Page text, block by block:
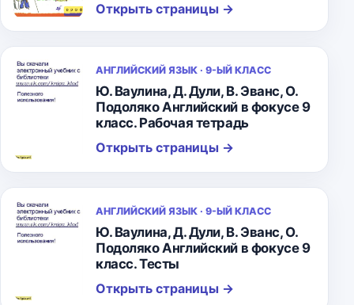
Открыть страницы →
АНГЛИЙСКИЙ ЯЗЫК · 9-ЫЙ КЛАСС
Ю. Ваулина, Д. Дули, В. Эванс, О.
Подоляко Английский в фокусе 9
класс. Рабочая тетрадь
Открыть страницы →
АНГЛИЙСКИЙ ЯЗЫК · 9-ЫЙ КЛАСС
Ю. Ваулина, Д. Дули, В. Эванс, О.
Подоляко Английский в фокусе 9
класс. Тесты
Открыть страницы →